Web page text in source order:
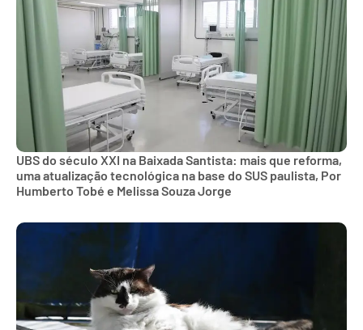
UBS do século XXI na Baixada Santista: mais que reforma,
uma atualização tecnológica na base do SUS paulista, Por
Humberto Tobé e Melissa Souza Jorge